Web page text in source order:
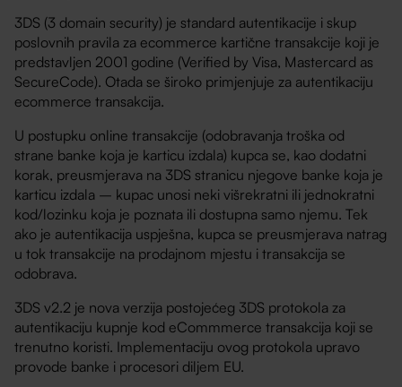
3DS (3 domain security) je standard autentikacije i skup
poslovnih pravila za ecommerce kartične transakcije koji je
predstavljen 2001 godine (Verified by Visa, Mastercard as
SecureCode). Otada se široko primjenjuje za autentikaciju
ecommerce transakcija.
U postupku online transakcije (odobravanja troška od
strane banke koja je karticu izdala) kupca se, kao dodatni
korak, preusmjerava na 3DS stranicu njegove banke koja je
karticu izdala – kupac unosi neki višrekratni ili jednokratni
kod/lozinku koja je poznata ili dostupna samo njemu. Tek
ako je autentikacija uspješna, kupca se preusmjerava natrag
u tok transakcije na prodajnom mjestu i transakcija se
odobrava.
3DS v2.2 je nova verzija postojećeg 3DS protokola za
autentikaciju kupnje kod eCommmerce transakcija koji se
trenutno koristi. Implementaciju ovog protokola upravo
provode banke i procesori diljem EU.